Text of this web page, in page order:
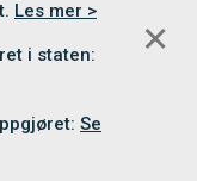
Les mer >
i staten:
Se
✕